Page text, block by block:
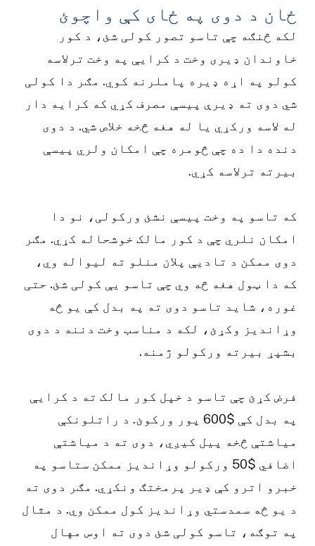
ځان د دوی په ځای کې واچوئ
لکه څنګه چې تاسو تصور کولی شئ، د کور
خاوندان ډیری وخت د کرایې په وخت ترلاسه
کولو په اړه ډیره پاملرنه کوي. مګر دا کولی
شي دوی ته ډیرې پیسې مصرف کړي که کرایه دار
له لاسه ورکړي یا له هغه څخه خلاص شي. د دوی
دنده دا ده چې څومره چې امکان ولري پیسې
بیرته ترلاسه کړي.
که تاسو په وخت پیسې نشئ ورکولی، نو دا
امکان نلري چې د کور مالک خوشحاله کړي. مګر
دوی ممکن د تادیې پلان منلو ته لیواله وي،
که دا ټول هغه څه وي چې تاسو یې کولی شئ. حتی
غوره، شاید تاسو دوی ته په بدل کې یو څه
وړاندیز وکړئ، لکه د مناسب وخت دننه د دوی
بشپړ بیرته ورکولو ژمنه.
فرض کړئ چې تاسو د خپل کور مالک ته د کرایې
په بدل کې $600 پور ورکوئ. د راتلونکې
میاشتې څخه پیل کیږي، دوی ته د میاشتې
اضافي $50 ورکولو وړاندیز ممکن ستاسو په
خبرو اترو کې ډیر پرمختګ ونکړي. مګر دوی ته
د یو څه سمدستي وړاندیز کول ممکن وي. د مثال
په توګه، تاسو کولی شئ دوی ته اوس مهال